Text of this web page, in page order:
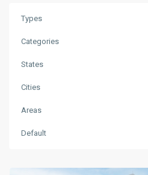
Types
Categories
States
Cities
Areas
Default